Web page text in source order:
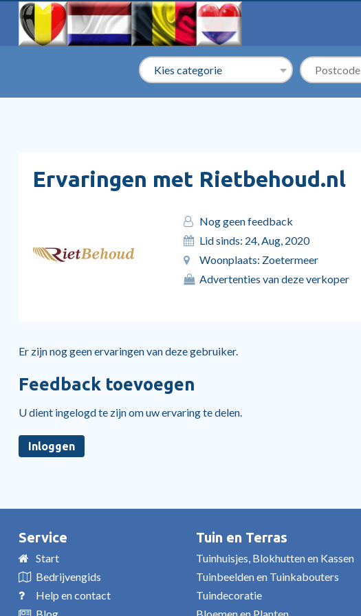
Ervaringen met Rietbehoud.nl
Nog geen feedback
Lid sinds: 24, Aug, 2020
Woonplaats: Zoetermeer
Advertenties van deze verkoper
Er zijn nog geen ervaringen van deze gebruiker.
Feedback toevoegen
U dient ingelogd te zijn om uw ervaring te delen.
Inloggen
Service
Start
Bedrijvengids
Help en contact
Tuin en Terras
Tuinhuisjes, Blokhutten en Kassen
Tuinbeelden en Tuinkabouters
Tuindecoratie